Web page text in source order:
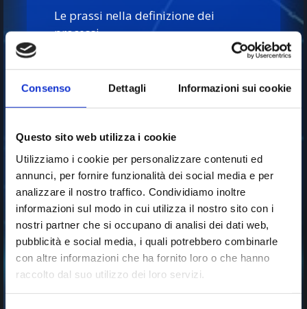
Consenso Dettagli Informazioni sui cookie
Questo sito web utilizza i cookie
Utilizziamo i cookie per personalizzare contenuti ed
annunci, per fornire funzionalità dei social media e per
analizzare il nostro traffico. Condividiamo inoltre
informazioni sul modo in cui utilizza il nostro sito con i
nostri partner che si occupano di analisi dei dati web,
pubblicità e social media, i quali potrebbero combinarle
con altre informazioni che ha fornito loro o che hanno
raccolto dal suo utilizzo dei loro servizi.
Le prassi nella definizione dei
processi
APPLICAZIONI DEL BPM
BPM nella pratica: esempi e case
study
RELATORI